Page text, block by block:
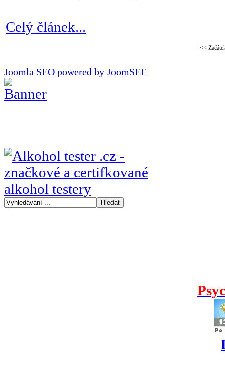
Celý článek...
<<
Joomla SEO powered by JoomSEF